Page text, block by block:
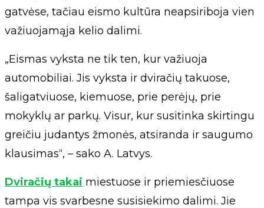
gatvėse, tačiau eismo kultūra neapsiriboja vien
važiuojamąja kelio dalimi.
„Eismas vyksta ne tik ten, kur važiuoja
automobiliai. Jis vyksta ir dviračių takuose,
šaligatviuose, kiemuose, prie perėjų, prie
mokyklų ar parkų. Visur, kur susitinka skirtingu
greičiu judantys žmonės, atsiranda ir saugumo
klausimas“, – sako A. Latvys.
Dviračių takai miestuose ir priemiesčiuose
tampa vis svarbesne susisiekimo dalimi. Jie